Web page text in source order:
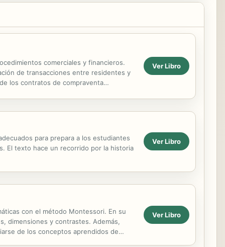
comerciales y financieros.
de transacciones entre residentes y
los contratos de compraventa
Ver Libro
para prepara a los estudiantes
El texto hace un recorrido por la historia
Ver Libro
con el método Montessori. En su
dimensiones y contrastes. Además,
de los conceptos aprendidos de
Ver Libro